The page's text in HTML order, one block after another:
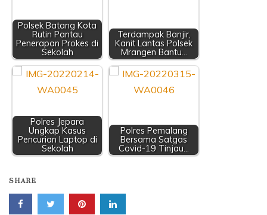
Polsek Batang Kota
Rutin Pantau
Penerapan Prokes di
Sekolah
Terdampak Banjir,
Kanit Lantas Polsek
Mrangen Bantu…
Polres Jepara
Ungkap Kasus
Pencurian Laptop di
Sekolah
Polres Pemalang
Bersama Satgas
Covid-19 Tinjau…
SHARE